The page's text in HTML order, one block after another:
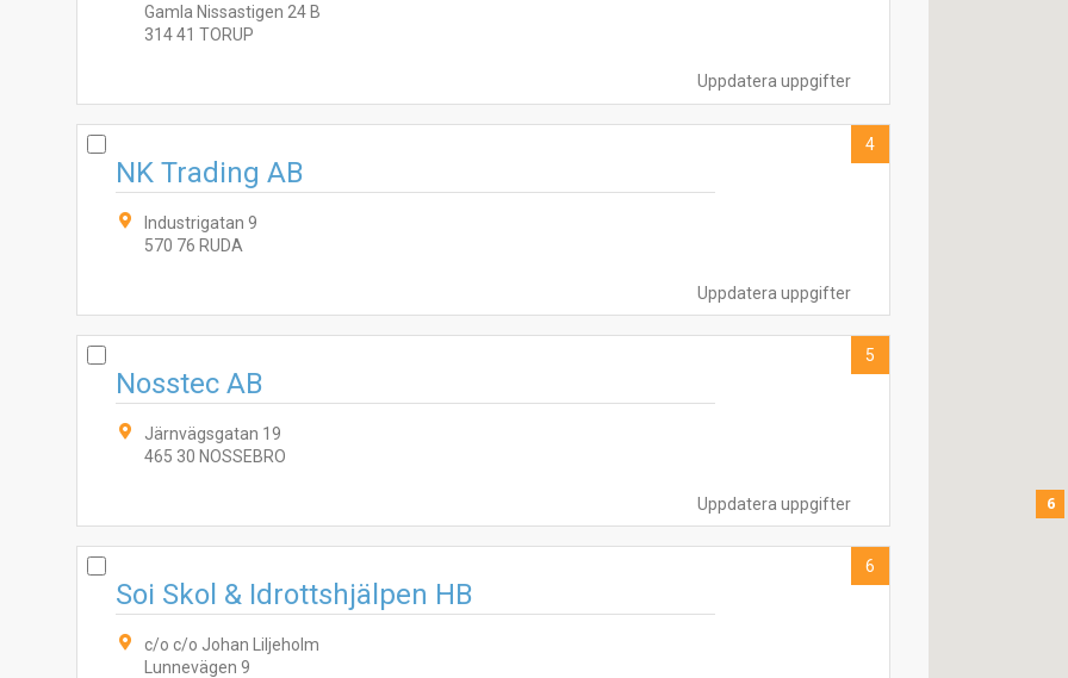
Uppdatera uppgifter
Gamla Nissastigen 24 B
314 41 TORUP
Uppdatera uppgifter
NK Trading AB
Industrigatan 9
570 76 RUDA
4
Uppdatera uppgifter
Nosstec AB
Järnvägsgatan 19
465 30 NOSSEBRO
5
Soi Skol & Idrottshjälpen HB
c/o c/o Johan Liljeholm
Lunnevägen 9
6
6